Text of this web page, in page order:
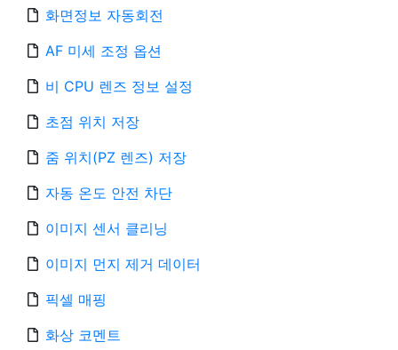
화면정보 자동회전
AF 미세 조정 옵션
비 CPU 렌즈 정보 설정
초점 위치 저장
줌 위치(PZ 렌즈) 저장
자동 온도 안전 차단
이미지 센서 클리닝
이미지 먼지 제거 데이터
픽셀 매핑
화상 코멘트